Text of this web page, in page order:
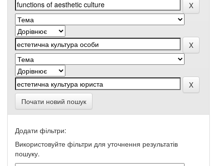
Почати новий пошук
Додати фільтри:
Використовуйте фільтри для уточнення результатів
пошуку.